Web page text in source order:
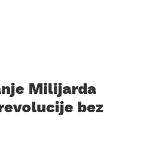
Milijarda
bez